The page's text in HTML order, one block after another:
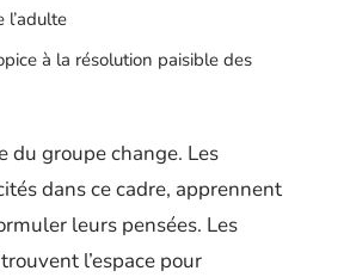
l’adulte
à la résolution paisible des
du groupe change. Les
dans ce cadre, apprennent
leurs pensées. Les
l’espace pour